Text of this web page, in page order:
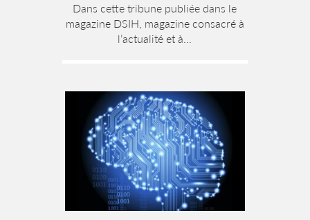
Dans cette tribune publiée dans le
magazine DSIH, magazine consacré à
l’actualité et à...